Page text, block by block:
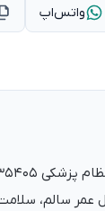
واتس‌اپ
عمر سالم،